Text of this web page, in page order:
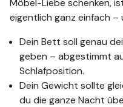
Möbel-Liebe schenken,
eigentlich ganz einfach
Dein Bett soll genau
geben – abgestimmt
Schlafposition.
Dein Gewicht sollte
du die ganze Nacht